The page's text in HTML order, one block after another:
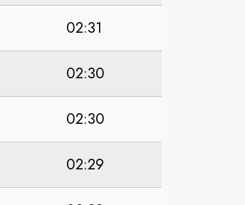
02:31
02:30
02:30
02:29